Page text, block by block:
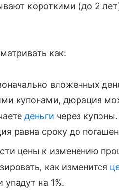
короткими (до 2
как:
вложенных
купонами, дюрация
деньги через
равна сроку до
цены к изменению
как изменится
упадут на 1%.